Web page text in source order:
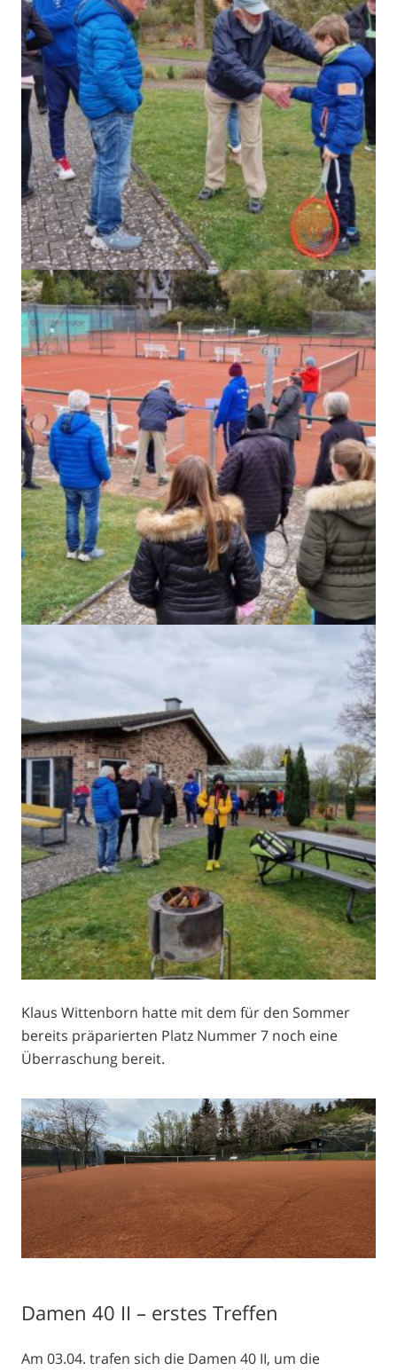
Klaus Wittenborn hatte mit dem für den Sommer
bereits präparierten Platz Nummer 7 noch eine
Überraschung bereit.
Damen 40 II – erstes Treffen
Am 03.04. trafen sich die Damen 40 II, um die